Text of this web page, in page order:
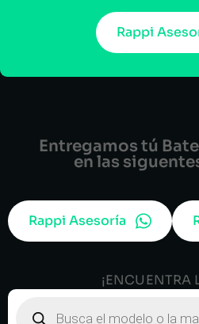
Rappi
Entregamos tú
en las
Rappi Asesoría
¡ENCUENTRA